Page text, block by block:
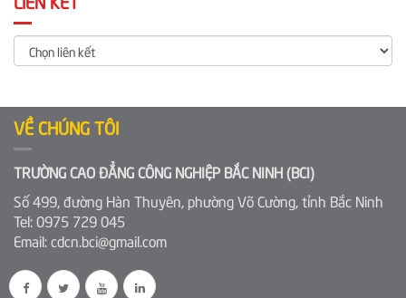
VỀ CHÚNG TÔI
TRƯỜNG CAO ĐẲNG CÔNG NGHIỆP BẮC NINH (BCI)
Số 499, đường Hàn Thuyên, phường Võ Cường, tỉnh Bắc Ninh
Tel: 0975 729 045
Email: cdcn.bci@gmail.com